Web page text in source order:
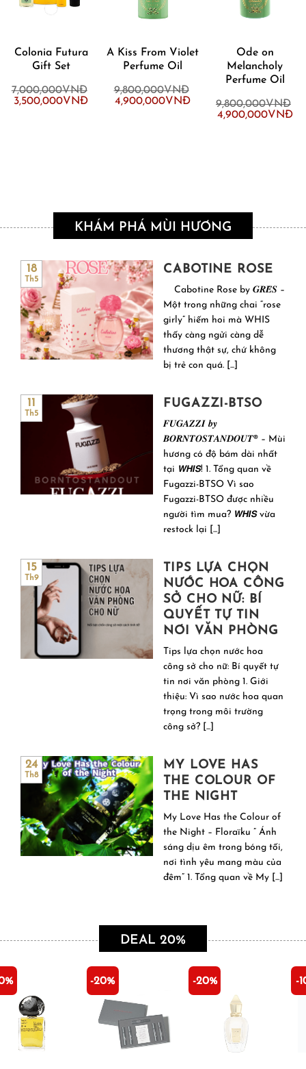
Colonia Futura
Gift Set
7,000,000VNĐ
Original
price
3,500,000VNĐCurrent
A Kiss From Violet
Perfume Oil
9,800,000VNĐ
Original
price
4,900,000VNĐCurrent
4,900,000VNĐ.
Ode on
Melancholy
Perfume Oil
9,800,000VNĐ
Original
price
4,900,000VNĐ
KHÁM PHÁ MÙI HƯƠNG
CABOTINE ROSE
Cabotine Rose by 𝑮𝑹𝑬̀𝑺 –
Một trong những chai “rose
girly” hiếm hoi mà WHIS
thấy càng ngửi càng dễ
thương thật sự, chứ không
bị trẻ con quá. [...]
18
Th5
FUGAZZI-BTSO
𝑭𝑼𝑮𝑨𝒁𝒁𝑰 𝒃𝒚
𝑩𝑶𝑹𝑵𝑻𝑶𝑺𝑻𝑨𝑵𝑫𝑶𝑼𝑻® – Mùi
hương có độ bám dài nhất
tại 𝙒𝙃𝙄𝙎! 1. Tổng quan về
Fugazzi-BTSO Vì sao
Fugazzi-BTSO được nhiều
người tìm mua? 𝙒𝙃𝙄𝙎 vừa
restock lại [...]
11
Th5
TIPS LỰA CHỌN
NƯỚC HOA CÔNG
SỞ CHO NỮ: BÍ
QUYẾT TỰ TIN
NƠI VĂN PHÒNG
Tips lựa chọn nước hoa
công sở cho nữ: Bí quyết tự
tin nơi văn phòng 1. Giới
thiệu: Vì sao nước hoa quan
trọng trong môi trường
công sở? [...]
15
Th9
MY LOVE HAS
THE COLOUR OF
THE NIGHT
My Love Has the Colour of
the Night – Floraïku ” Ánh
sáng dịu êm trong bóng tối,
nơi tình yêu mang màu của
đêm” 1. Tổng quan về My [...]
24
Th8
DEAL 20%